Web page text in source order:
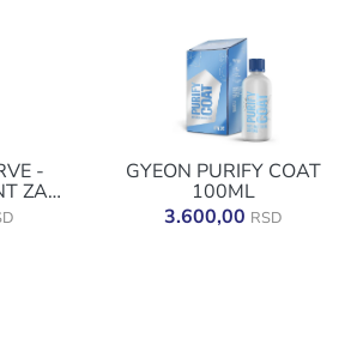
-
ZA
GYEON PURIFY COAT
100ML
3.600,00 RSD